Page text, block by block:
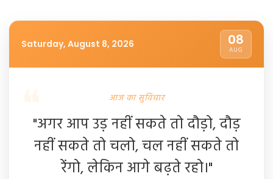
Saturday, August 8, 2026 08
AUG
आज का सुविचार
"अगर आप उड़ नहीं सकते तो दौड़ो, दौड़
नहीं सकते तो चलो, चल नहीं सकते तो
रेंगो, लेकिन आगे बढ़ते रहो।"